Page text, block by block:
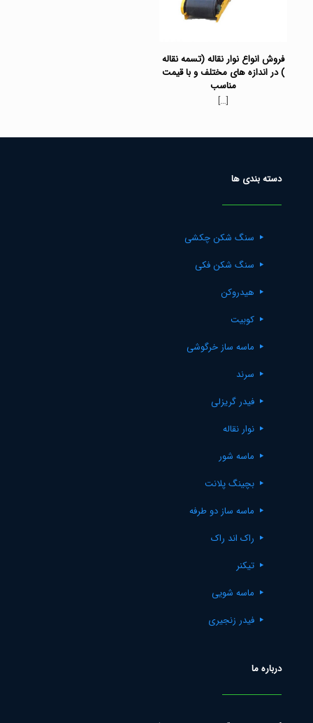
فروش انواع نوار نقاله (تسمه نقاله
) در اندازه های مختلف و با قیمت
مناسب
[…]
دسته بندی ها
سنگ شکن چکشی
سنگ شکن فکی
هیدروکن
کوبیت
ماسه ساز خرگوشی
سرند
فیدر گریزلی
نوار نقاله
ماسه شور
بچینگ پلانت
ماسه ساز دو طرفه
راک اند راک
تیکنر
ماسه شویی
فیدر زنجیری
درباره ما